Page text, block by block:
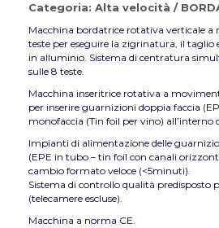
Categoria: Alta velocità /
Macchina bordatrice rotativa verticale
teste per eseguire la zigrinatura, il taglio
in alluminio. Sistema di centratura
sulle 8 teste.
Macchina inseritrice rotativa a
per inserire guarnizioni doppia faccia
monofaccia (Tin foil per vino) all’interno
Impianti di alimentazione delle
(EPE in tubo – tin foil con canali
cambio formato veloce (<5minuti).
Sistema di controllo qualità predisposto
(telecamere escluse).
Macchina a norma CE.